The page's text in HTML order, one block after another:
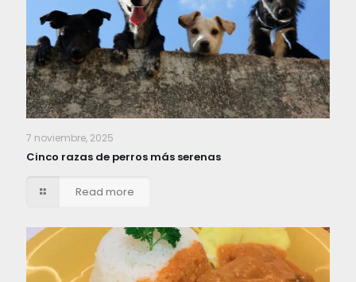
7 noviembre, 2025
Cinco razas de perros más serenas
Read more